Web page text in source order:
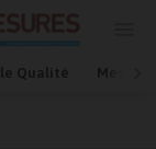
Qualité Mesures